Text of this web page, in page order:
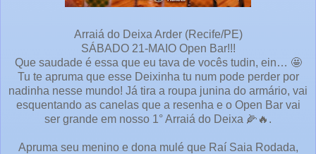
Arraiá do Deixa Arder (Recife/PE)
SÁBADO 21-MAIO Open Bar!!!
Que saudade é essa que eu tava de vocês tudin, ein… 🤩
Tu te apruma que esse Deixinha tu num pode perder por
nadinha nesse mundo! Já tira a roupa junina do armário, vai
esquentando as canelas que a resenha e o Open Bar vai
ser grande em nosso 1° Arraiá do Deixa 🌽🔥.
Apruma seu menino e dona mulé que Raí Saia Rodada,